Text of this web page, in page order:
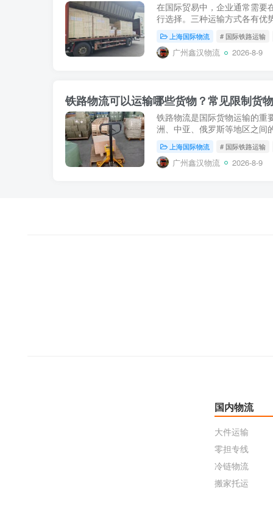
在国际贸易中，企业通常需要
行选择。三种运输方式各有优
物。选择运输方式时，不能只
时效、货物重量、体积...
上海国际物流 # 国际铁路运输
广州鑫汉物流 2026-8-9
铁路物流可以运输哪些货物？常见限制货
铁路物流是国际货物运输的重
洲、中亚、俄罗斯等地区之间
能不能走？电池、液...
上海国际物流 # 国际铁路运输
广州鑫汉物流 2026-8-9
国内物流
大件运输
零担专线
冷链物流
搬家托运